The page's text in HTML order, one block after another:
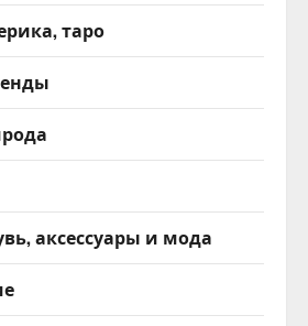
таро
аксессуары и мода